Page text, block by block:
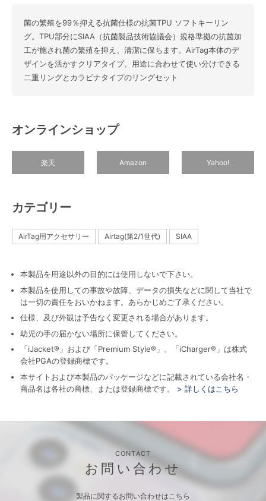
菌の繁殖を99％抑える抗菌仕様の抗菌TPU ソフトキーリン
グ。TPU部分にSIAA（抗菌製品技術協議会）規格準拠の抗菌加
工が施され菌の繁殖を抑え、清潔に保ちます。AirTag本体のデ
ザインを活かすクリアタイプ。用途に合わせて使い分けできる
二重リングとカラビナタイプのリングセット
オンラインショップ
楽天 Amazon Yahoo!
カテゴリー
AirTag用アクセサリー Airtag(第2/1世代) SIAA
本製品を用途以外の目的には使用しないで下さい。
本製品を使用しての事故や故障、データの損失などに関して当社で
は一切の責任をおいかねます。あらかじめご了承ください。
仕様、及び外観は予告なく変更される場合があります。
幼児の手の届かない場所に保管してください。
「iJacket®」および「Premium Style®」、「iCharger®」は株式
会社PGAの登録商標です。
本サイトおよび本製品のパッケージなどに記載されている会社名・
商品名は各社の商標、または登録商標です。
> 詳しくはこちら
CONTACT
お問い合わせ
製品に関するお問い合わせはこちら